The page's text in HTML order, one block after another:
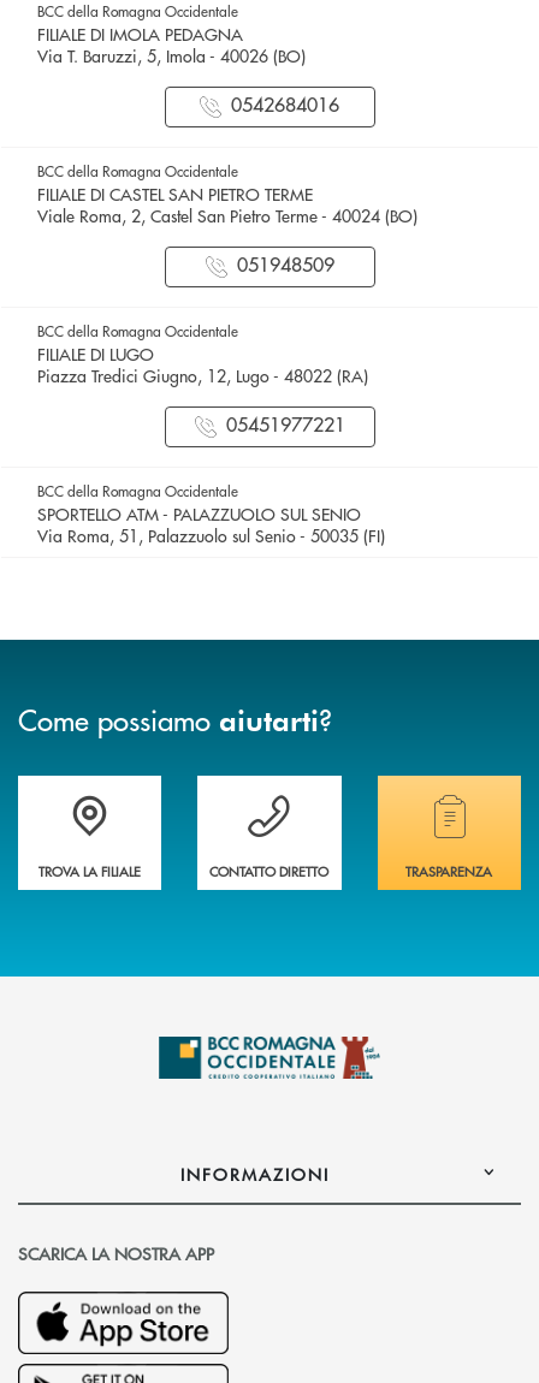
BCC della Romagna Occidentale
FILIALE DI IMOLA PEDAGNA
Via T. Baruzzi, 5, Imola - 40026 (BO)
0542684016
BCC della Romagna Occidentale
FILIALE DI CASTEL SAN PIETRO TERME
Viale Roma, 2, Castel San Pietro Terme - 40024 (BO)
051948509
BCC della Romagna Occidentale
FILIALE DI LUGO
Piazza Tredici Giugno, 12, Lugo - 48022 (RA)
05451977221
BCC della Romagna Occidentale
SPORTELLO ATM - PALAZZUOLO SUL SENIO
Via Roma, 51, Palazzuolo sul Senio - 50035 (FI)
Come possiamo aiutarti?
Accedi all' elenco completo delle filiali della banca.
TROVA LA FILIALE
Hai bisogno di assistenza immediata?
CONTATTO DIRETTO
Hai bisogno di
TRASPARENZA
INFORMAZIONI
SCARICA LA NOSTRA APP